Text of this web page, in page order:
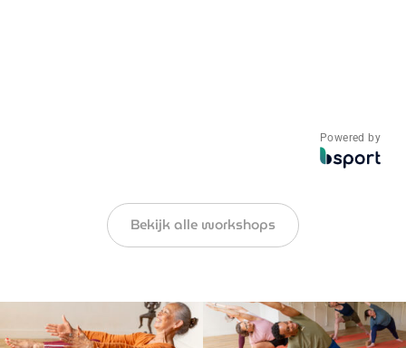
Powered by
Bekijk alle workshops